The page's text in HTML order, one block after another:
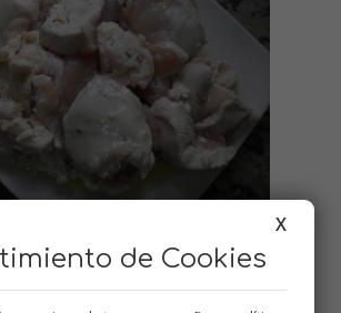
AJITOS
X
de Cookies